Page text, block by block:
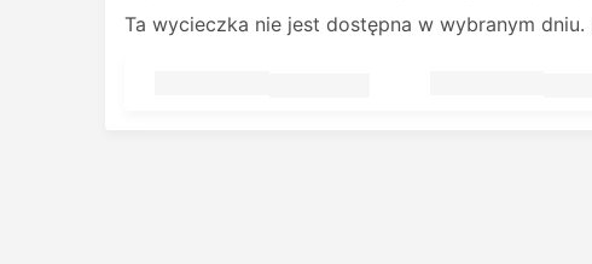
Ta wycieczka nie jest dostępna w wybranym